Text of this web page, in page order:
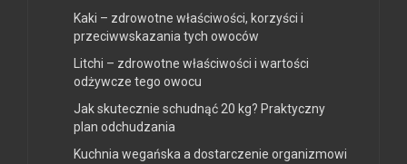
Kaki – zdrowotne właściwości, korzyści i
przeciwwskazania tych owoców
Litchi – zdrowotne właściwości i wartości
odżywcze tego owocu
Jak skutecznie schudnąć 20 kg? Praktyczny
plan odchudzania
Kuchnia wegańska a dostarczenie organizmowi